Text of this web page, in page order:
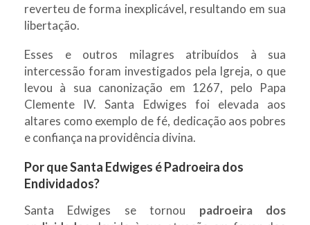
reverteu de forma inexplicável, resultando em sua
libertação.
Esses e outros milagres atribuídos à sua
intercessão foram investigados pela Igreja, o que
levou à sua canonização em 1267, pelo Papa
Clemente IV. Santa Edwiges foi elevada aos
altares como exemplo de fé, dedicação aos pobres
e confiança na providência divina.
Por que Santa Edwiges é Padroeira dos
Endividados?
Santa Edwiges se tornou padroeira dos